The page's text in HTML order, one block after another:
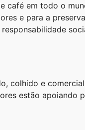
café em todo o
e para a
colhido e
estão apoiando